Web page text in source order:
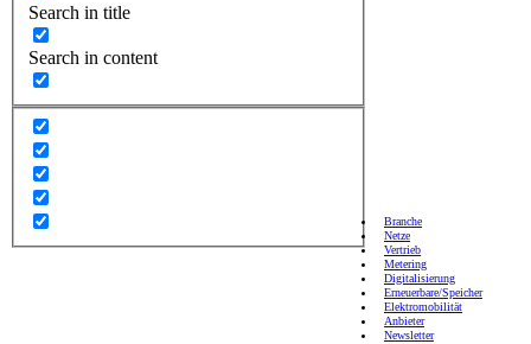
Search in title
Search in content
Branche
Netze
Vertrieb
Metering
Digitalisierung
Erneuerbare/Speicher
Elektromobilität
Anbieter
Newsletter